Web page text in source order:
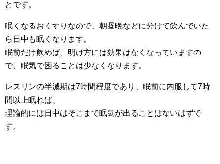
とです。
眠くなるおくすりなので、朝昼晩などに分けて飲んでいた
ら日中も眠くなります。
眠前だけ飲めば、明け方には効果はなくなっていますの
で、眠気で困ることは少なくなります。
レスリンの半減期は7時間程度であり、眠前に内服して7時
間以上眠れば、
理論的には日中はそこまで眠気が出ることはないはずで
す。